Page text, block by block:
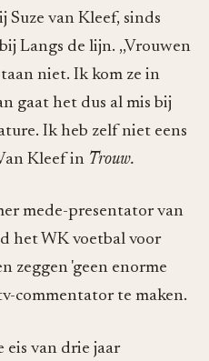
Suze van Kleef, sinds
Langs de lijn. ,,Vrouwen
niet. Ik kom ze in
gaat het dus al mis bij
Ik heb zelf niet eens
Kleef in Trouw.
mede-presentator van
het WK voetbal voor
zeggen 'geen enorme
commentator te maken.
eis van drie jaar